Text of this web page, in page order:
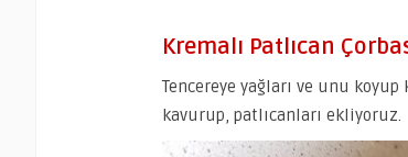
Kremalı Patlıcan
Tencereye yağları ve unu
kavurup, patlıcanları ekliyoruz.